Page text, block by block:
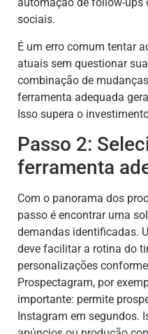
sociais.
É um erro comum tentar
atuais sem questionar
combinação de
ferramenta adequada
Isso supera o
Passo 2:
ferramenta
Com o panorama dos
passo é encontrar uma
demandas identificadas.
deve facilitar a rotina do
personalizações
Prospectagram, por
importante: permite
Instagram em segundos.